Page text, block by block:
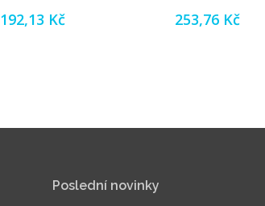
192,13 Kč 253,76 Kč
Poslední novinky